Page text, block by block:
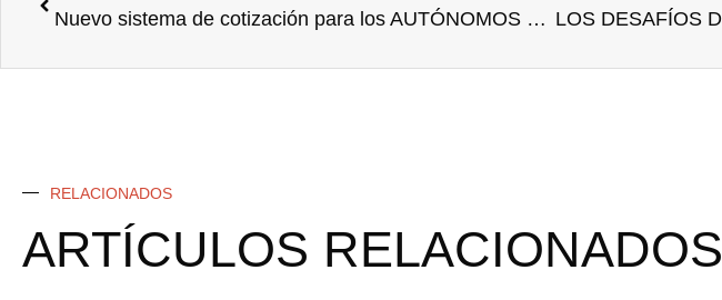
Nuevo sistema de cotización para los AUTÓNOMOS desde ENERO 2023. Real Decreto Ley 13/2022 ¿¿¿suben las cuotas???
RELACIONADOS
ARTÍCULOS RELACIONADOS